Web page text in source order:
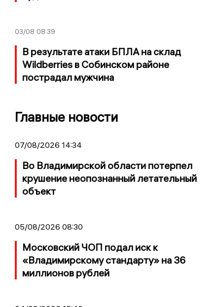
03/08 08:39
В результате атаки БПЛА на склад
Wildberries в Собинском районе
пострадал мужчина
Главные новости
07/08/2026 14:34
Во Владимирской области потерпел
крушение неопознанный летательный
объект
05/08/2026 08:30
Московский ЧОП подал иск к
«Владимирскому стандарту» на 36
миллионов рублей